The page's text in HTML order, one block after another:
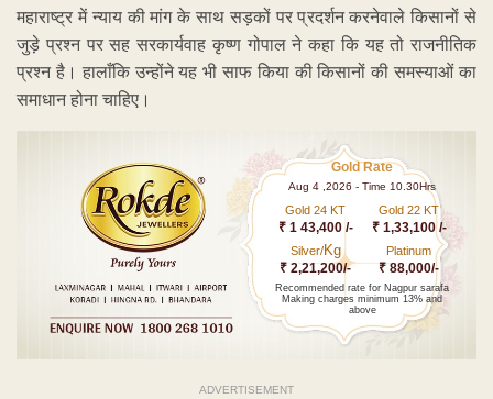
महाराष्ट्र में न्याय की मांग के साथ सड़कों पर प्रदर्शन करनेवाले किसानों से
जुड़े प्रश्न पर सह सरकार्यवाह कृष्ण गोपाल ने कहा कि यह तो राजनीतिक
प्रश्न है। हालाँकि उन्होंने यह भी साफ किया की किसानों की समस्याओं का
समाधान होना चाहिए।
Gold Rate
Aug 4 ,2026 - Time 10.30Hrs
Gold 24 KT
₹ 1 43,400 /-
Gold 22 KT
₹ 1,33,100 /-
Silver/Kg
₹ 2,21,200/-
Platinum
₹ 88,000/-
Recommended rate for Nagpur sarafa
Making charges minimum 13% and
above
ADVERTISEMENT